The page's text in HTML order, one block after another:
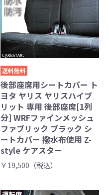
送料無料
後部座席用シートカバー ト
ヨタ ヤリス ヤリスハイブ
リット 専用 後部座席[1列
分] WRFファインメッシュ
ファブリック ブラック シ
ートカバー 撥水布使用 Z-
style ケアスター
￥19,500（税込）